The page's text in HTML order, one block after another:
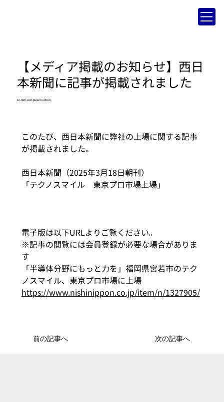
【メディア掲載のお知らせ】西日
本新聞に記事が掲載されました
10 April 2025 pukul 03.00.00
前の記事へ 次の記事へ
このたび、西日本新聞に弊社の上場に関する記事
が掲載されました。
西日本新聞（2025年3月18日朝刊）
「テクノスマイル　東京プロ市場上場」
電子版は以下URLよりご覧ください。
※記事の閲覧には会員登録が必要な場合がありま
す
「半導体分野にもっと力を」福岡県宮若市のテク
ノスマイル、東京プロ市場に上場
https://www.nishinippon.co.jp/item/n/1327905/